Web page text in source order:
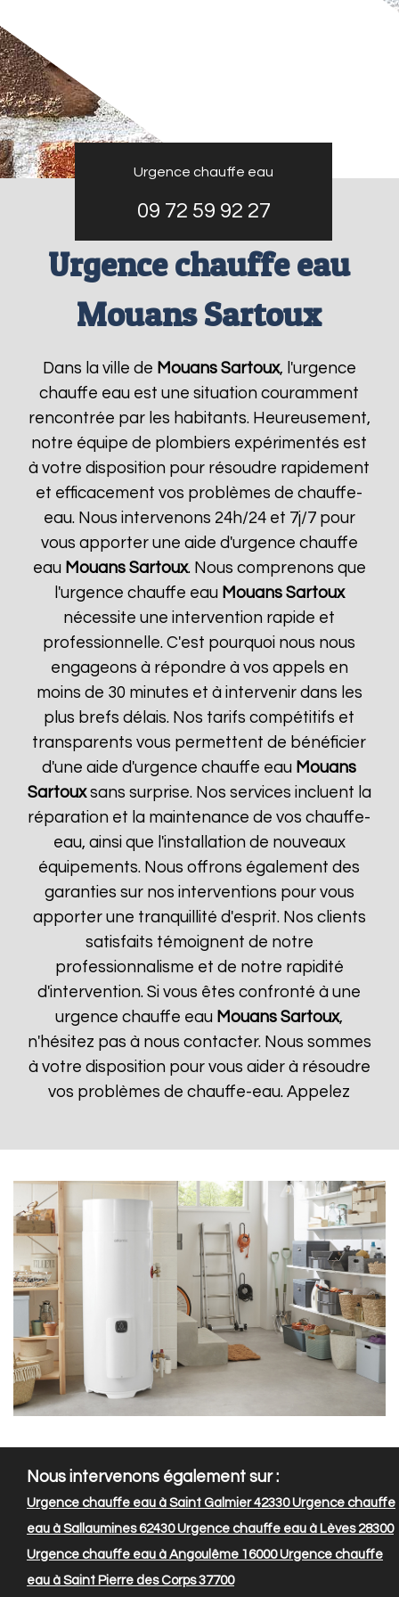
Urgence chauffe eau
09 72 59 92 27
Urgence chauffe eau
Mouans Sartoux
Dans la ville de Mouans Sartoux, l'urgence
chauffe eau est une situation couramment
rencontrée par les habitants. Heureusement,
notre équipe de plombiers expérimentés est
à votre disposition pour résoudre rapidement
et efficacement vos problèmes de chauffe-
eau. Nous intervenons 24h/24 et 7j/7 pour
vous apporter une aide d'urgence chauffe
eau Mouans Sartoux. Nous comprenons que
l'urgence chauffe eau Mouans Sartoux
nécessite une intervention rapide et
professionnelle. C'est pourquoi nous nous
engageons à répondre à vos appels en
moins de 30 minutes et à intervenir dans les
plus brefs délais. Nos tarifs compétitifs et
transparents vous permettent de bénéficier
d'une aide d'urgence chauffe eau Mouans
Sartouxsans surprise. Nos services incluent la
réparation et la maintenance de vos chauffe-
eau, ainsi que l'installation de nouveaux
équipements. Nous offrons également des
garanties sur nos interventions pour vous
apporter une tranquillité d'esprit. Nos clients
satisfaits témoignent de notre
professionnalisme et de notre rapidité
d'intervention. Si vous êtes confronté à une
urgence chauffe eau Mouans Sartoux,
n'hésitez pas à nous contacter. Nous sommes
à votre disposition pour vous aider à résoudre
vos problèmes de chauffe-eau. Appelez
Nous intervenons également sur :
Urgence chauffe eau à Saint Galmier 42330Urgence chauffe
eau à Sallaumines 62430Urgence chauffe eau à Lèves 28300
Urgence chauffe eau à Angoulême 16000Urgence chauffe
eau à Saint Pierre des Corps 37700